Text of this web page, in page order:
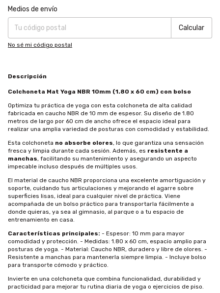
Entregas para el CP:
Medios de envío
Calcular
No sé mi código postal
Descripción
Colchoneta Mat Yoga NBR 10mm (1.80 x 60 cm) con bolso
Optimiza tu práctica de yoga con esta colchoneta de alta calidad
fabricada en caucho NBR de 10 mm de espesor. Su diseño de 1.80
metros de largo por 60 cm de ancho ofrece el espacio ideal para
realizar una amplia variedad de posturas con comodidad y estabilidad.
Esta colchoneta no absorbe olores, lo que garantiza una sensación
fresca y limpia durante cada sesión. Además, es resistente a
manchas, facilitando su mantenimiento y asegurando un aspecto
impecable incluso después de múltiples usos.
El material de caucho NBR proporciona una excelente amortiguación y
soporte, cuidando tus articulaciones y mejorando el agarre sobre
superficies lisas, ideal para cualquier nivel de práctica. Viene
acompañada de un bolso práctico para transportarla fácilmente a
donde quieras, ya sea al gimnasio, al parque o a tu espacio de
entrenamiento en casa.
Características principales: - Espesor: 10 mm para mayor
comodidad y protección. - Medidas: 1.80 x 60 cm, espacio amplio para
posturas de yoga. - Material: Caucho NBR, duradero y libre de olores. -
Resistente a manchas para mantenerla siempre limpia. - Incluye bolso
para transporte cómodo y práctico.
Invierte en una colchoneta que combina funcionalidad, durabilidad y
practicidad para mejorar tu rutina diaria de yoga o ejercicios de piso.